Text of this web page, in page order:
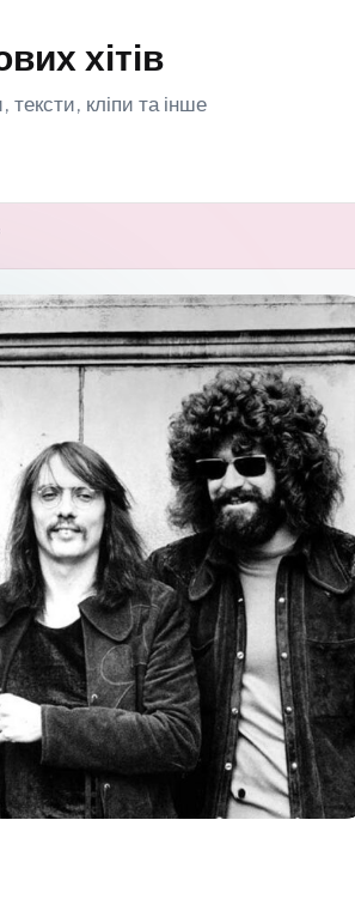
хітів
тексти, кліпи та інше